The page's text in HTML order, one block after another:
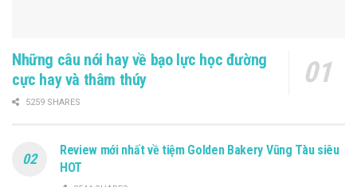
Những câu nói hay về bạo lực học đường
cực hay và thâm thúy
5259 SHARES
Review mới nhất về tiệm Golden Bakery Vũng Tàu siêu
HOT